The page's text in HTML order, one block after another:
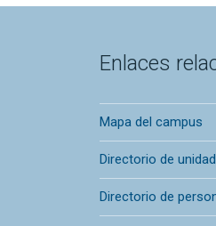
Enlaces
Mapa del campus
Directorio de
Directorio de